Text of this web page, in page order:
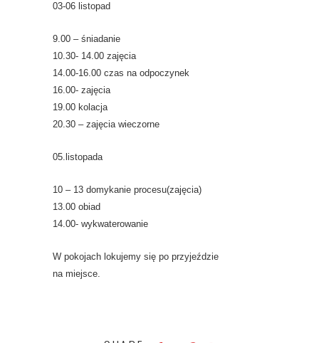
03-06 listopad
9.00 – śniadanie
10.30- 14.00 zajęcia
14.00-16.00 czas na odpoczynek
16.00- zajęcia
19.00 kolacja
20.30 – zajęcia wieczorne
05.listopada
10 – 13 domykanie procesu(zajęcia)
13.00 obiad
14.00- wykwaterowanie
W pokojach lokujemy się po przyjeździe
na miejsce.